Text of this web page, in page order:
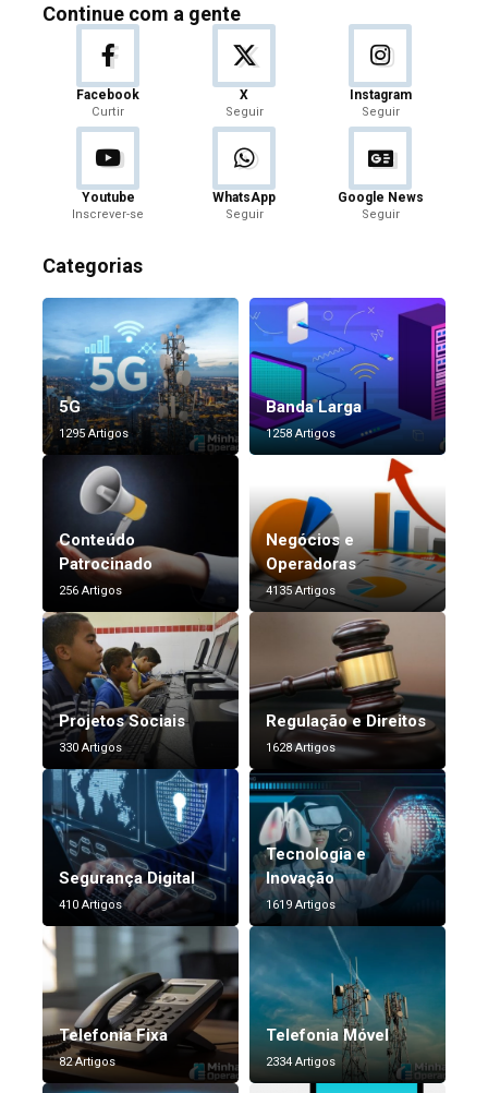
Continue com a gente
Facebook
Curtir
X
Seguir
Instagram
Seguir
Youtube
Inscrever-se
WhatsApp
Seguir
Google News
Seguir
Categorias
5G
1295 Artigos
Banda Larga
1258 Artigos
Conteúdo
Patrocinado
256 Artigos
Negócios e
Operadoras
4135 Artigos
Projetos Sociais
330 Artigos
Regulação e Direitos
1628 Artigos
Segurança Digital
410 Artigos
Tecnologia e
Inovação
1619 Artigos
Telefonia Fixa
82 Artigos
Telefonia Móvel
2334 Artigos